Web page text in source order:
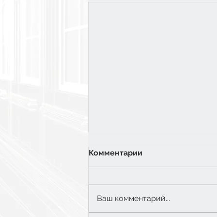
6 класс: Экватор
Комментарии
Ваш комментарий...